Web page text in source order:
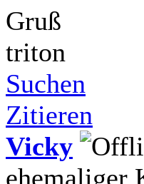
Gruß
triton
Suchen
Zitieren
Vicky
ehemaliger